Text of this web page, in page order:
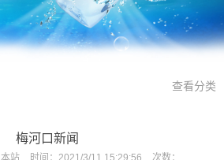
查看分类
梅河口新闻
本站 时间： 2021/3/11 15:29:56 次数：